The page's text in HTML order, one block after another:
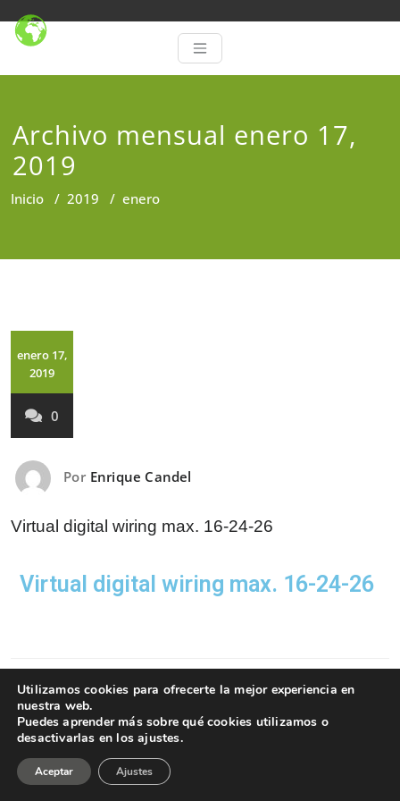
Archivo mensual enero 17,
2019
Inicio / 2019 / enero
enero 17,
2019
0
Por Enrique Candel
Virtual digital wiring max. 16-24-26
Virtual digital wiring max. 16-24-26
Funciona gracias aWordPress
Green
Utilizamos cookies para ofrecerte la mejor experiencia en
nuestra web.
Puedes aprender más sobre qué cookies utilizamos o
desactivarlas en los ajustes.
Aceptar Ajustes